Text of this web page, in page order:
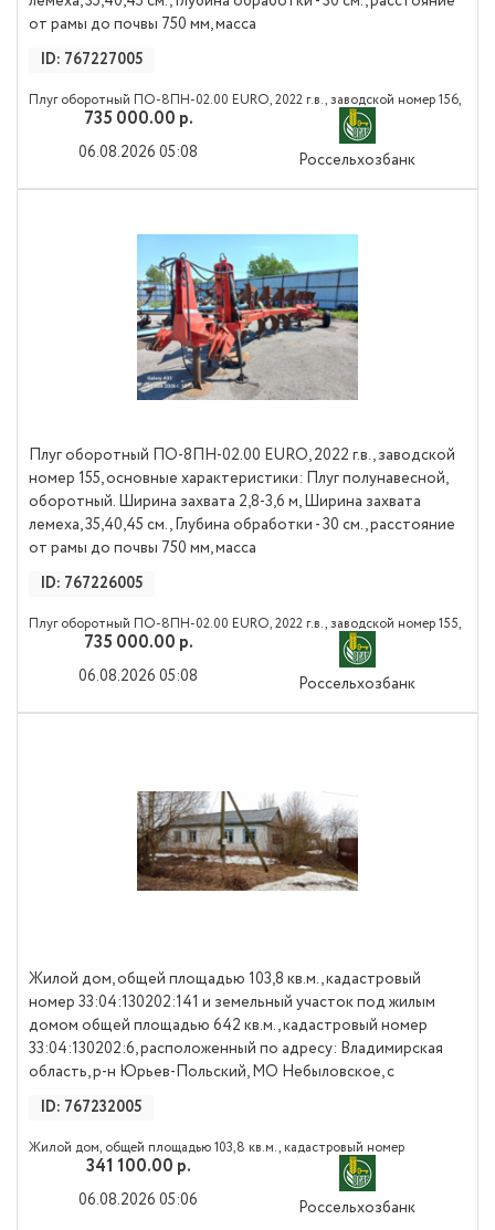
от рамы до почвы 750 мм, масса
ID: 767227005
Плуг оборотный ПО-8ПН-02.00 EURO, 2022 г.в., заводской номер 156,
основные характеристики: Плуг полунавесной, оборотный. Ширина
захвата 2,8-3,6 м, Ширина захвата лемеха, 35,40,45 см., Глубина
обработки - 30 см., расстояние от рамы до почвы 750 мм, масса 3150 кг.
735 000.00 р.
06.08.2026 05:08 Россельхозбанк
Плуг оборотный ПО-8ПН-02.00 EURO, 2022 г.в., заводской
номер 155, основные характеристики: Плуг полунавесной,
оборотный. Ширина захвата 2,8-3,6 м, Ширина захвата
лемеха, 35,40,45 см., Глубина обработки - 30 см., расстояние
от рамы до почвы 750 мм, масса
ID: 767226005
Плуг оборотный ПО-8ПН-02.00 EURO, 2022 г.в., заводской номер 155,
основные характеристики: Плуг полунавесной, оборотный. Ширина
захвата 2,8-3,6 м, Ширина захвата лемеха, 35,40,45 см., Глубина
обработки - 30 см., расстояние от рамы до почвы 750 мм, масса 3150 кг.
735 000.00 р.
06.08.2026 05:08 Россельхозбанк
Жилой дом, общей площадью 103,8 кв.м., кадастровый
номер 33:04:130202:141 и земельный участок под жилым
домом общей площадью 642 кв.м., кадастровый номер
33:04:130202:6, расположенный по адресу: Владимирская
область, р-н Юрьев-Польский, МО Небыловское, с
ID: 767232005
Жилой дом, общей площадью 103,8 кв.м., кадастровый номер
33:04:130202:141 и земельный участок под жилым домом общей
площадью 642 кв.м., кадастровый номер 33:04:130202:6,
расположенный по адресу: Владимирская область, р-н Юрьев-
341 100.00 р.
06.08.2026 05:06 Россельхозбанк